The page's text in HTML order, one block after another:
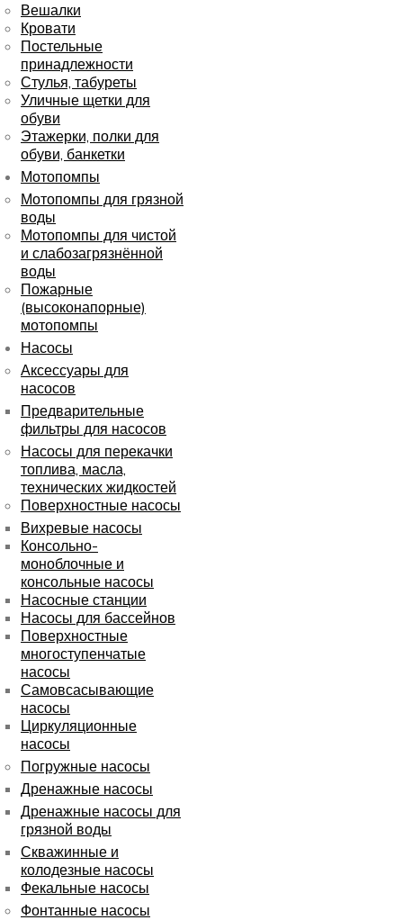
Вешалки
Кровати
Постельные
принадлежности
Стулья, табуреты
Уличные щетки для
обуви
Этажерки, полки для
обуви, банкетки
Мотопомпы
Мотопомпы для грязной
воды
Мотопомпы для чистой
и слабозагрязнённой
воды
Пожарные
(высоконапорные)
мотопомпы
Насосы
Аксессуары для
насосов
Предварительные
фильтры для насосов
Насосы для перекачки
топлива, масла,
технических жидкостей
Поверхностные насосы
Вихревые насосы
Консольно-
моноблочные и
консольные насосы
Насосные станции
Насосы для бассейнов
Поверхностные
многоступенчатые
насосы
Самовсасывающие
насосы
Циркуляционные
насосы
Погружные насосы
Дренажные насосы
Дренажные насосы для
грязной воды
Скважинные и
колодезные насосы
Фекальные насосы
Фонтанные насосы